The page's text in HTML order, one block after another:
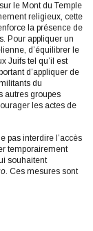
sur le Mont du Temple
religieux, cette
la présence de
Pour appliquer un
d’équilibrer le
Juifs tel qu’il est
d’appliquer de
du
autres groupes
les actes de
pas interdire l’accès
temporairement
souhaitent
. Ces mesures sont